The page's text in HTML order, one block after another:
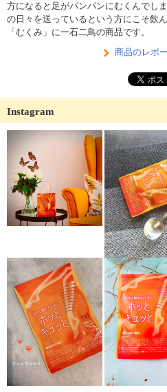
方になると足がパンパンにむくんでし
の日々を送っているという方にこそ飲
「むくみ」に一石二鳥の商品です。
商品のレポ
Instagram